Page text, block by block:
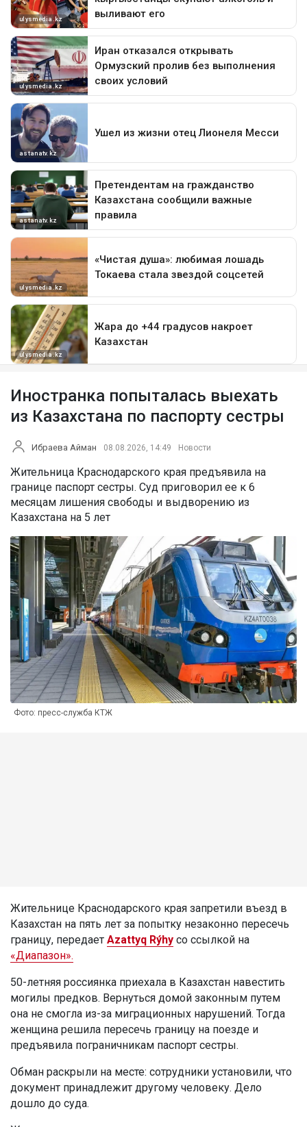
Иностранка попыталась выехать
из Казахстана по паспорту сестры
Ибраева Айман 08.08.2026, 14:49 Новости
Жительница Краснодарского края предъявила на
границе паспорт сестры. Суд приговорил ее к 6
месяцам лишения свободы и выдворению из
Казахстана на 5 лет
Фото: пресс-служба КТЖ
Жительнице Краснодарского края запретили въезд в
Казахстан на пять лет за попытку незаконно пересечь
границу, передает Azattyq Rýhy со ссылкой на
«Диапазон».
50-летняя россиянка приехала в Казахстан навестить
могилы предков. Вернуться домой законным путем
она не смогла из-за миграционных нарушений. Тогда
женщина решила пересечь границу на поезде и
предъявила пограничникам паспорт сестры.
Обман раскрыли на месте: сотрудники установили, что
документ принадлежит другому человеку. Дело
дошло до суда.